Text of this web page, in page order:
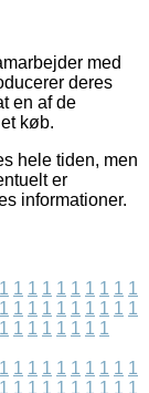
med
deres
en af de
køb.
hele tiden, men
er
informationer.
1 1 1 1 1 1 1 1 1 1
1 1 1 1 1 1 1 1 1 1
1 1 1 1 1 1 1 1
1 1 1 1 1 1 1 1 1 1
1 1 1 1 1 1 1 1 1 1